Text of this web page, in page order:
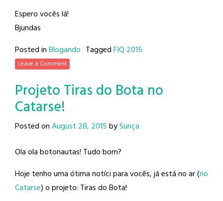
Espero vocês lá!
Bjundas
Posted inBlogando TaggedFIQ 2015
Leave a Comment
Projeto Tiras do Bota no
Catarse!
Posted onAugust 28, 2015bySunça
Ola ola botonautas! Tudo bom?
Hoje tenho uma ótima notíci para vocês, já está no ar (no
Catarse) o projeto: Tiras do Bota!